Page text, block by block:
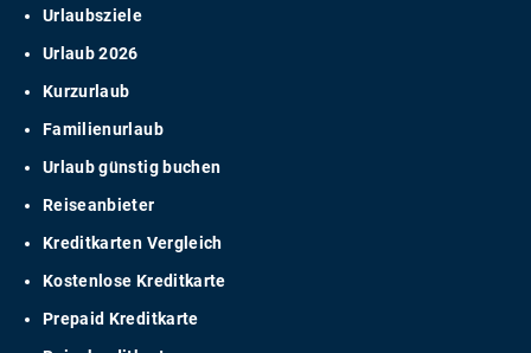
Urlaubsziele
Urlaub 2026
Kurzurlaub
Familienurlaub
Urlaub günstig buchen
Reiseanbieter
Kreditkarten Vergleich
Kostenlose Kreditkarte
Prepaid Kreditkarte